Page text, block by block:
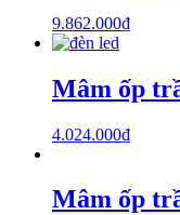
9.862.000₫
Mâm ốp
4.024.000₫
Mâm ốp